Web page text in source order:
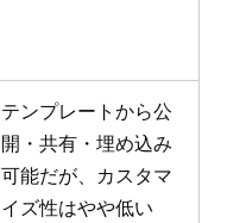
テンプレートから公
開・共有・埋め込み
可能だが、カスタマ
イズ性はやや低い